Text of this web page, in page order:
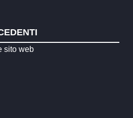
sito web